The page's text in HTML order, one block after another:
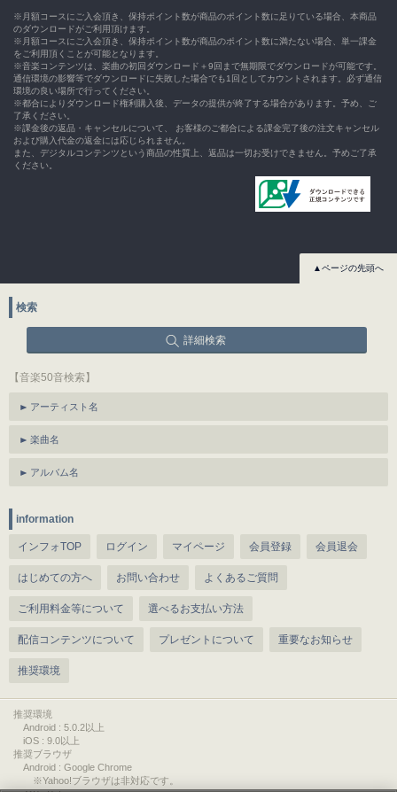
※月額コースにご入会頂き、保持ポイント数が商品のポイント数に足りている場合、本商品
のダウンロードがご利用頂けます。
※月額コースにご入会頂き、保持ポイント数が商品のポイント数に満たない場合、単一課金
をご利用頂くことが可能となります。
※音楽コンテンツは、楽曲の初回ダウンロード＋9回まで無期限でダウンロードが可能です。
通信環境の影響等でダウンロードに失敗した場合でも1回としてカウントされます。必ず通信
環境の良い場所で行ってください。
※都合によりダウンロード権利購入後、データの提供が終了する場合があります。予め、ご
了承ください。
※課金後の返品・キャンセルについて、 お客様のご都合による課金完了後の注文キャンセル
および購入代金の返金には応じられません。
また、デジタルコンテンツという商品の性質上、返品は一切お受けできません。予めご了承
ください。
▲ページの先頭へ
検索
詳細検索
【音楽50音検索】
アーティスト名
楽曲名
アルバム名
information
インフォTOP ログイン マイページ 会員登録 会員退会
はじめての方へ お問い合わせ よくあるご質問
ご利用料金等について 選べるお支払い方法
配信コンテンツについて プレゼントについて 重要なお知らせ
推奨環境
推奨環境
Android : 5.0.2以上
iOS : 9.0以上
推奨ブラウザ
Android : Google Chrome
※Yahoo!ブラウザは非対応です。